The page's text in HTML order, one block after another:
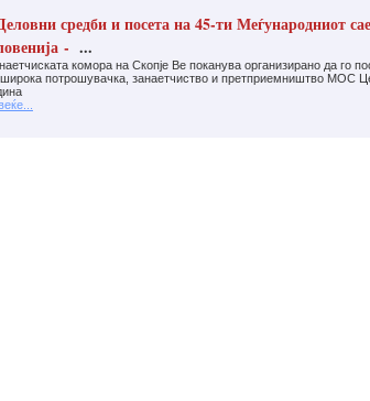
средби и посета на 45-ти Меѓународниот
- ...
комора на Скопје Ве поканува организирано да го
потрошувачка, занаетчиство и претприемништво МОС